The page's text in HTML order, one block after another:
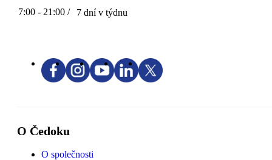
7:00 - 21:00 / 7 dní v týdnu
O Čedoku
O společnosti